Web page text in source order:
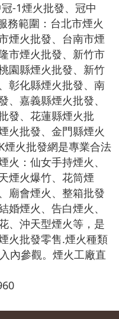
-1煙火批發、冠中
務範圍：台北市煙火
煙火批發、台南市煙
市煙火批發、新竹市
園縣煙火批發、新竹
彰化縣煙火批發、南
嘉義縣煙火批發、
發、花蓮縣煙火批
火批發、金門縣煙火
火批發網是專業合法
火：仙女手持煙火、
煙火爆竹、花筒煙
廟會煙火、整箱批發
煙火、告白煙火、
、沖天型煙火等，是
火批發零售.煙火種類
內參觀。煙火工廠直